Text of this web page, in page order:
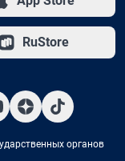
RuStore
органов